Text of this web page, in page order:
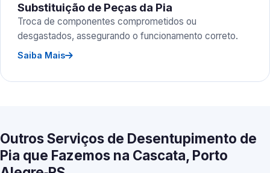
Substituição de Peças da Pia
Troca de componentes comprometidos ou
desgastados, assegurando o funcionamento correto.
Saiba Mais
Outros Serviços de Desentupimento de
Pia que Fazemos na Cascata, Porto